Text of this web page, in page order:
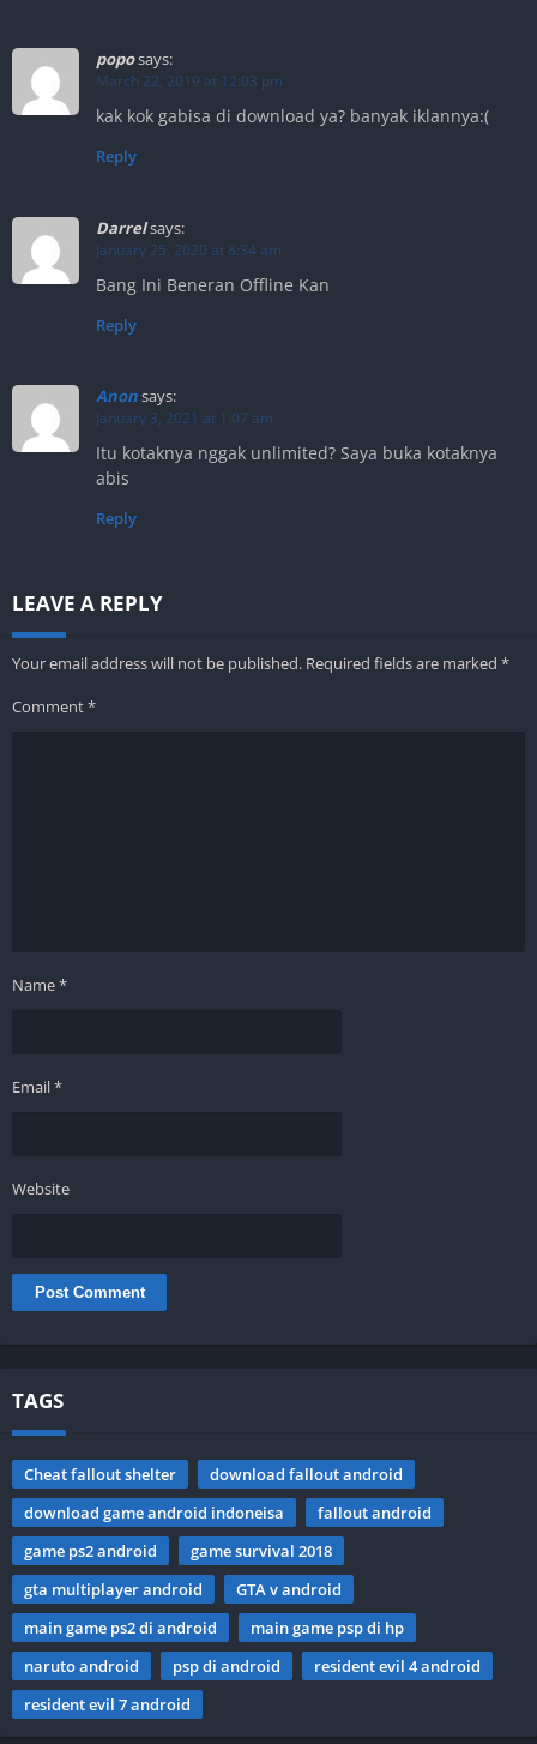
poposays:
March 22, 2019 at 12:03 pm
kak kok gabisa di download ya? banyak iklannya:(
Reply
Darrelsays:
January 25, 2020 at 8:34 am
Bang Ini Beneran Offline Kan
Reply
Anonsays:
January 3, 2021 at 1:07 am
Itu kotaknya nggak unlimited? Saya buka kotaknya
abis
Reply
LEAVE A REPLY
Your email address will not be published. Required fields are marked *
Comment*
Name*
Email*
Website
TAGS
Cheat fallout shelter
download fallout android
download game android indoneisa
fallout android
game ps2 android
game survival 2018
gta multiplayer android
GTA v android
main game ps2 di android
main game psp di hp
naruto android
psp di android
resident evil 4 android
resident evil 7 android